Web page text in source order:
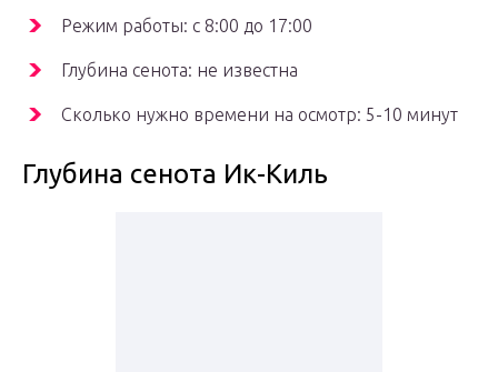
Режим работы: с 8:00 до 17:00
Глубина сенота: не известна
Сколько нужно времени на осмотр: 5-10 минут
Глубина сенота Ик-Киль